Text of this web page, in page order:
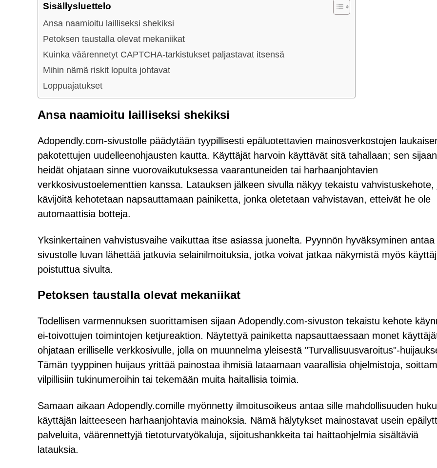
Sisällysluettelo
Ansa naamioitu lailliseksi shekiksi
Petoksen taustalla olevat mekaniikat
Kuinka väärennetyt CAPTCHA-tarkistukset paljastavat itsensä
Mihin nämä riskit lopulta johtavat
Loppuajatukset
Ansa naamioitu lailliseksi shekiksi
Adopendly.com-sivustolle päädytään tyypillisesti epäluotettavien mainosverkostojen
pakotettujen uudelleenohjausten kautta. Käyttäjät harvoin käyttävät sitä tahallaan; sen sijaan
heidät ohjataan sinne vuorovaikutuksessa vaarantuneiden tai harhaanjohtavien
verkkosivustoelementtien kanssa. Latauksen jälkeen sivulla näkyy tekaistu vahvistuskehote,
kävijöitä kehotetaan napsauttamaan painiketta, jonka oletetaan vahvistavan, etteivät he ole
automaattisia botteja.
Yksinkertainen vahvistusvaihe vaikuttaa itse asiassa juonelta. Pyynnön hyväksyminen antaa
sivustolle luvan lähettää jatkuvia selainilmoituksia, jotka voivat jatkaa näkymistä myös
poistuttua sivulta.
Petoksen taustalla olevat mekaniikat
Todellisen varmennuksen suorittamisen sijaan Adopendly.com-sivuston tekaistu kehote
ei-toivottujen toimintojen ketjureaktion. Näytettyä painiketta napsauttaessaan monet
ohjataan erilliselle verkkosivulle, jolla on muunnelma yleisestä "Turvallisuusvaroitus"-
Tämän tyyppinen huijaus yrittää painostaa ihmisiä lataamaan vaarallisia ohjelmistoja,
vilpillisiin tukinumeroihin tai tekemään muita haitallisia toimia.
Samaan aikaan Adopendly.comille myönnetty ilmoitusoikeus antaa sille mahdollisuuden
käyttäjän laitteeseen harhaanjohtavia mainoksia. Nämä hälytykset mainostavat usein
palveluita, väärennettyjä tietoturvatyökaluja, sijoitushankkeita tai haittaohjelmia sisältäviä
latauksia.